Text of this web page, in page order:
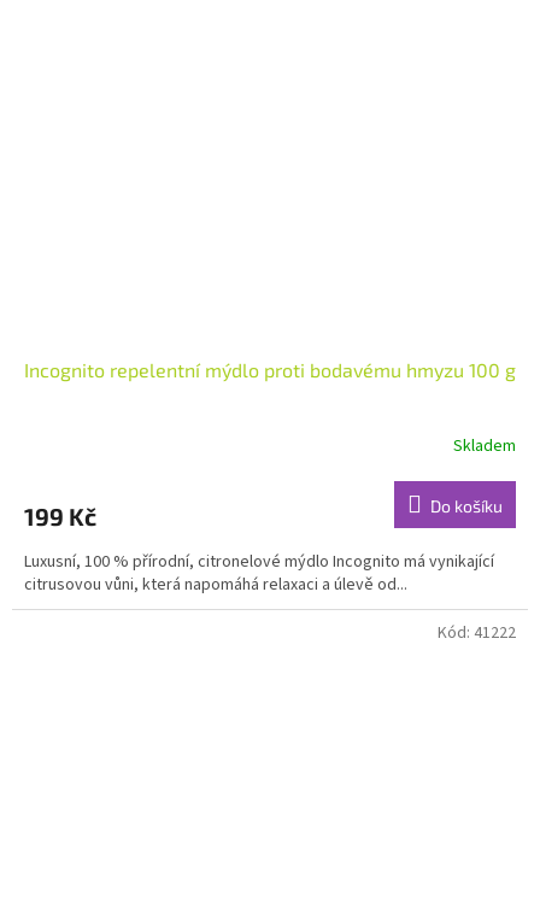
Incognito repelentní mýdlo proti bodavému hmyzu 100 g
je
z
5
hvězdiček.
Skladem
199 Kč Do košíku
Luxusní, 100 % přírodní, citronelové mýdlo Incognito má vynikající
citrusovou vůni, která napomáhá relaxaci a úlevě od...
Kód: 41222